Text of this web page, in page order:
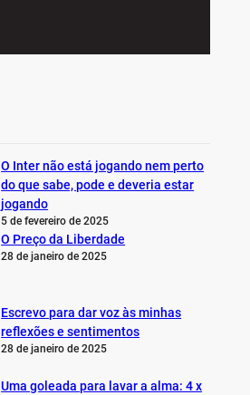
O Inter não está jogando nem perto
do que sabe, pode e deveria estar
jogando
5 de fevereiro de 2025
O Preço da Liberdade
28 de janeiro de 2025
Escrevo para dar voz às minhas
reflexões e sentimentos
28 de janeiro de 2025
Uma goleada para lavar a alma: 4 x